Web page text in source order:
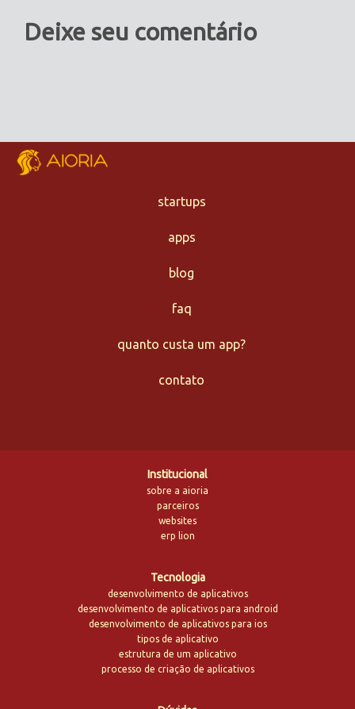
Deixe seu comentário
startups
apps
blog
faq
quanto custa um app?
contato
Institucional
sobre a aioria
parceiros
websites
erp lion
Tecnologia
desenvolvimento de aplicativos
desenvolvimento de aplicativos para android
desenvolvimento de aplicativos para ios
tipos de aplicativo
estrutura de um aplicativo
processo de criação de aplicativos